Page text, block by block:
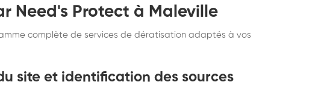
Need's Protect à Maleville
complète de services de dératisation adaptés à vos
site et identification des sources